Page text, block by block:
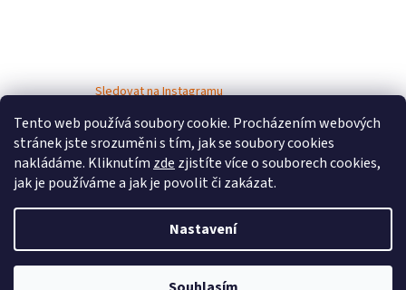
Tento web používá soubory cookie. Procházením webových
stránek jste srozuměni s tím, jak se soubory cookies
nakládáme. Kliknutím zde zjistíte více o souborech cookies,
jak je používáme a jak je povolit či zakázat.
Nastavení
Sledovat na Instagramu
Vytvořil Shoptet